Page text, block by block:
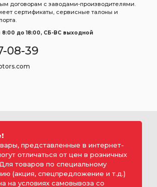
договорам с заводами-производителями.
сертификаты, сервисные талоны и
8:00 до 18:00, СБ-ВС выходной
08-39
представленные в интернет-
отличаться от цен в розничных
товаров по специальному
(акция, спецпредложение и т.д.)
на условиях самовывоза со